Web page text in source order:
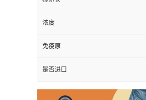
浓度
免疫原
是否进口